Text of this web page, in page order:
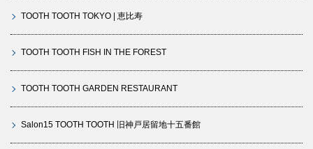
TOOTH TOOTH TOKYO | 恵比寿
TOOTH TOOTH FISH IN THE FOREST
TOOTH TOOTH GARDEN RESTAURANT
Salon15 TOOTH TOOTH 旧神戸居留地十五番館